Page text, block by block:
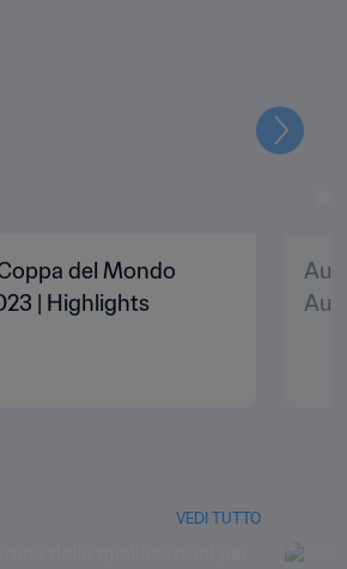
del Mondo
| Highlights
VEDI TUTTO